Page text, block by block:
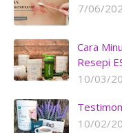
7/06/
Cara
Resepi
10/03/
10/02/